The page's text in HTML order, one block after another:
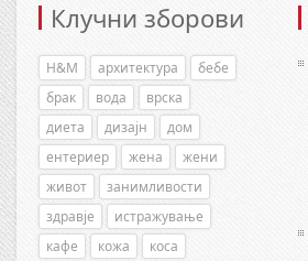
Клучни зборови
H&M архитектура
бебе
брак
вода
врска
диета
дизајн
дом
ентериер
жена
жени
живот
занимливости
здравје
истражување
кафе
кожа
коса